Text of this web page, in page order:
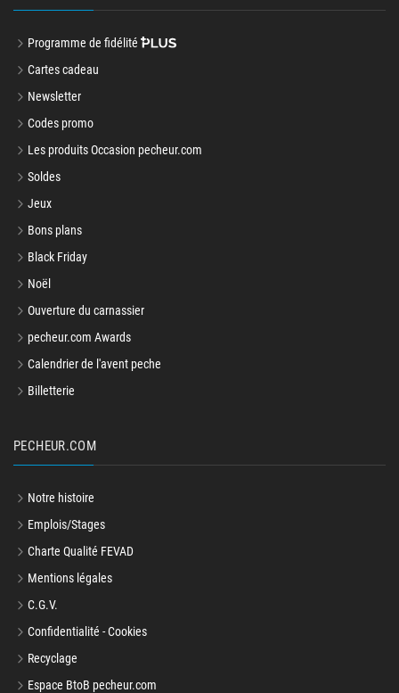
Programme de fidélité
Cartes cadeau
Newsletter
Codes promo
Les produits Occasion pecheur.com
Soldes
Jeux
Bons plans
Black Friday
Noël
Ouverture du carnassier
pecheur.com Awards
Calendrier de l'avent peche
Billetterie
PECHEUR.COM
Notre histoire
Emplois/Stages
Charte Qualité FEVAD
Mentions légales
C.G.V.
Confidentialité - Cookies
Recyclage
Espace BtoB pecheur.com